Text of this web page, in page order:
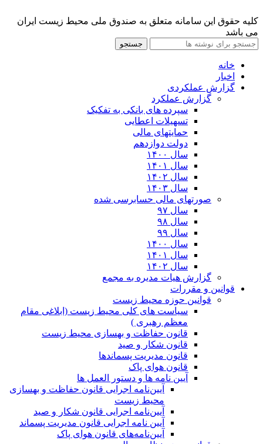
کلیه حقوق این سامانه متعلق به صندوق ملی محیط زیست ایران
می باشد
جستجو
خانه
اخبار
گزارش عملکردی
گزارش عملکرد
سپرده های بانکی به تفکیک
تسهیلات اعطایی
حمایتهای مالی
دولت دوازدهم
سال ۱۴۰۰
سال ۱۴۰۱
سال ۱۴۰۲
سال ۱۴۰۳
صورتهای مالی حسابرسی شده
سال ۹۷
سال ۹۸
سال ۹۹
سال ۱۴۰۰
سال ۱۴۰۱
سال ۱۴۰۲
گزارش هیات مدیره به مجمع
قوانین و مقررات
قوانین حوزه محیط زیست
ﺳﯿﺎﺳﺖ ﻫﺎی ﮐﻠﯽ ﻣﺤﯿﻂ زﯾﺴﺖ (ابلاغی مقام
معظم رهبری )
قانون حفاظت و بهسازی محیط زیست
قانون شکار و صید
قانون مدیریت پسماندها
قانون هوای پاک
آیین نامه ها و دستور العمل ها
آیین‌نامه اجرایی قانون حفاظت و بهسازی
محیط زیست
آیین‌نامه اجرایی قانون شکار و صید
آیین نامه اجرایی قانون مدیریت پسماند
آیین‌نامه‌های قانون هوای پاک